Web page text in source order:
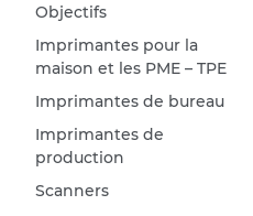
Objectifs
Imprimantes pour la
maison et les PME – TPE
Imprimantes de bureau
Imprimantes de
production
Scanners